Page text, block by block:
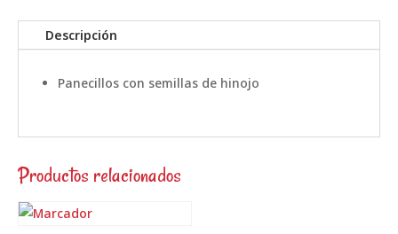
Descripción
Panecillos con semillas de hinojo
Productos relacionados